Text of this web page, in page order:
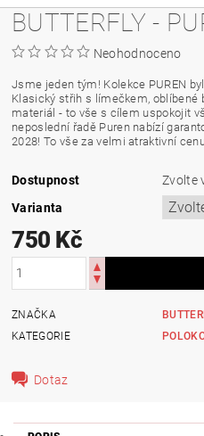
BUTTERFLY -
Neohodnoceno
Jsme jeden tým! Kolekce PUREN
Klasický střih s límečkem, oblíbené
materiál - to vše s cílem uspokojit
neposlední řadě Puren nabízí
2028! To vše za velmi atraktivní
Dostupnost
Zvolte
Varianta
750 Kč
ZNAČKA
KATEGORIE
Dotaz